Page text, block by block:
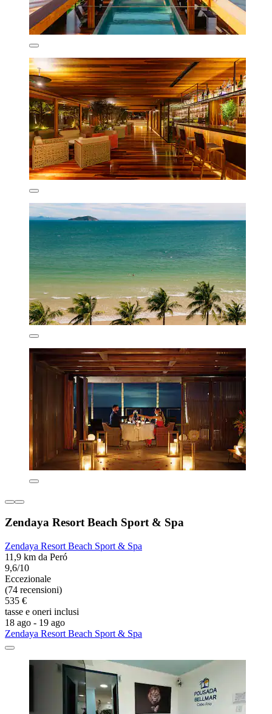
Zendaya Resort Beach Sport & Spa
Zendaya Resort Beach Sport & Spa
11,9 km da Peró
9,6/10
Eccezionale
(74 recensioni)
535 €
tasse e oneri inclusi
18 ago - 19 ago
Zendaya Resort Beach Sport & Spa